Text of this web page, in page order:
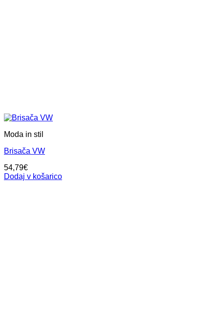
Moda in stil
Brisača VW
54,79€
Dodaj v košarico